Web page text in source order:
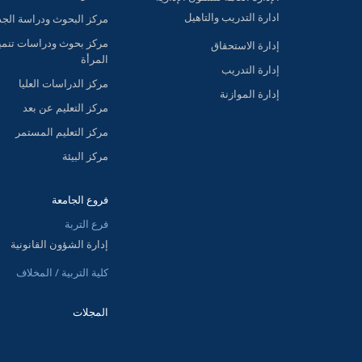
ادارة التدريب والتاهيل
إدارة الاستحقاق
إدارة التدريب
إدارة الموازنة
مركز البحوث ودراسة
مركز بحوث ودراسات
المرأة
مركز الدراسات العليا
مركز التعليم عن بعد
مركز التعليم المستمر
مركز البيئة
فروع الجامعة
فرع التربة
إدارة الشؤون القانونية
كلية التربية / المخلاف
المجلات